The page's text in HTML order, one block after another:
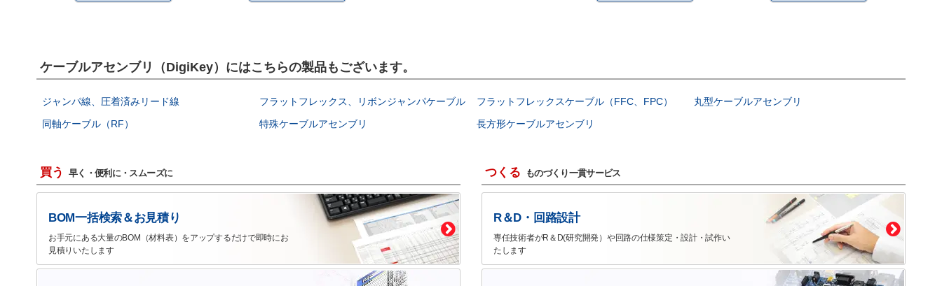
ケーブルアセンブリ（DigiKey）にはこちらの製品もございます。
ジャンパ線、圧着済みリード線 フラットフレックス、リボンジャンパケーブル フラットフレックスケーブル（FFC、FPC）
丸型ケーブルアセンブリ
同軸ケーブル（RF）
特殊ケーブルアセンブリ 長方形ケーブルアセンブリ
買う 早く・便利に・スムーズに
BOM一括検索＆お見積り
お手元にある大量のBOM（材料表）をアップするだけで即時にお
見積りいたします
つくる ものづくり一貫サービス
R＆D・回路設計
専任技術者がR＆D(研究開発）や回路の仕様策定・設計・試作い
たします